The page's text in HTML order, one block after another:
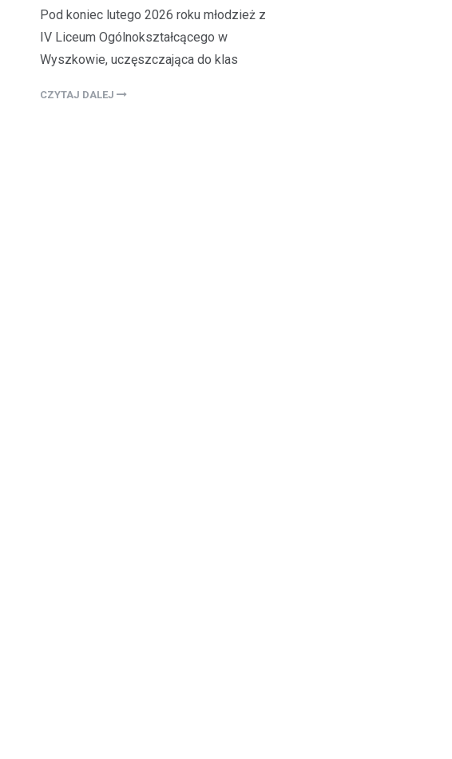
Pod koniec lutego 2026 roku młodzież z
IV Liceum Ogólnokształcącego w
Wyszkowie, uczęszczająca do klas
CZYTAJ DALEJ